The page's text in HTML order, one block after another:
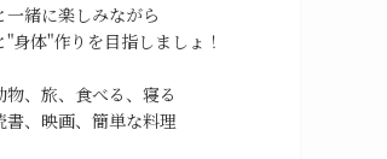
一緒に楽しみながら
"身体"作りを目指しましょ！
物、旅、食べる、寝る
映画、簡単な料理